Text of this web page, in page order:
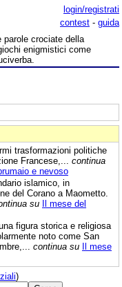
login/registrati
contest - guida
crociate della
enigmistici come
trasformazioni politiche
Francese,... continua
e nevoso
islamico, in
del Corano a Maometto.
su Il mese del
figura storica e religiosa
noto come San
continua su Il mese
)